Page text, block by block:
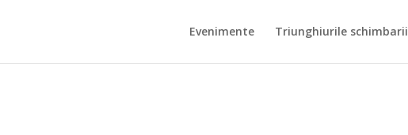
Evenimente Triunghiurile schimbarii